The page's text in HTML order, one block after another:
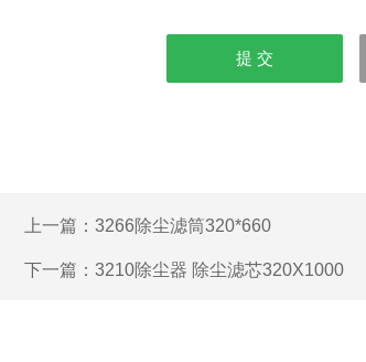
上一篇： 3266除尘滤筒320*660
下一篇： 3210除尘器 除尘滤芯320X1000